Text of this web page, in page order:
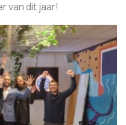
van dit jaar!